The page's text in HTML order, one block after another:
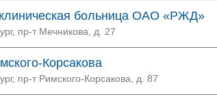
больница ОАО «РЖД»
пр-т Мечникова, д. 27
Корсакова
пр-т Римского-Корсакова, д. 87